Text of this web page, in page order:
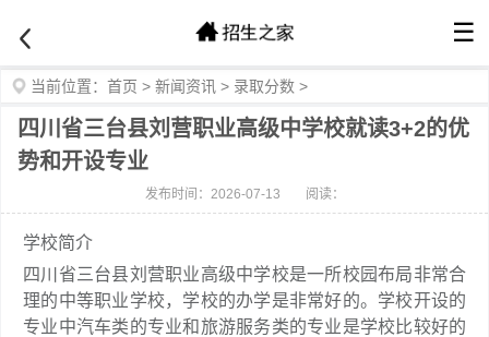
☰
当前位置： 首页 > 新闻资讯 > 录取分数 >
四川省三台县刘营职业高级中学校就读3+2的优
势和开设专业
发布时间：2026-07-13 阅读：
学校简介
四川省三台县刘营职业高级中学校是一所校园布局非常合
理的中等职业学校，学校的办学是非常好的。学校开设的
专业中汽车类的专业和旅游服务类的专业是学校比较好的